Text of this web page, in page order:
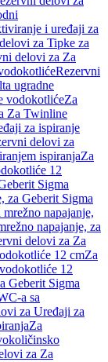
i uređaji za
za Tipke za
delovi za Za
Rezervni
ugradne
vodokotlićeZa
Za Twinline
za ispiranje
delovi za
ispiranjaZa
12
Sigma
za Geberit Sigma
napajanje,
napajanje, za
delovi za Za
12 cmZa
12
Geberit Sigma
a sa
za Uređaji za
Za
za Za